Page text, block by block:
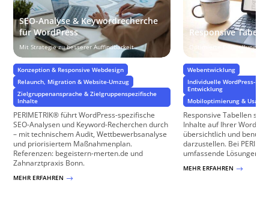
SEO-Analyse & Keywordrecherche
für WordPress
Mit Strategie zu besserer Auffindbarkeit
Konzeption & Responsive Webdesign
Relaunch, Migration & Website-Umzug
Zielgruppenansprache & Zielgruppenspezifische
Inhalte
PERIMETRIK® führt WordPress-spezifische
SEO-Analysen und Keyword-Recherchen durch
– mit technischem Audit, Wettbewerbsanalyse
und priorisiertem Maßnahmenplan.
Referenzen: begeistern-merten.de und
Zahnarztpraxis Bonn.
MEHR ERFAHREN $
Responsive
Optimierte Darstellung
Webentwicklung
Individuelle WordPress-
Entwicklung
Mobiloptimierung &
Responsive Tabellen
Inhalte auf Ihrer
übersichtlich und
darzustellen. Bei
umfassende Lösungen
MEHR ERFAHREN $